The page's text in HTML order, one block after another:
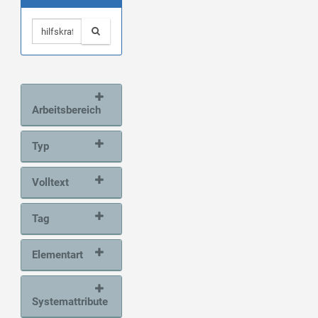
Arbeitsbereich
Typ
Volltext
Tag
Elementart
Systemattribute